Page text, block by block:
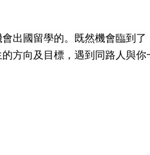
出國留學的。既然機會臨到
方向及目標，遇到同路人與